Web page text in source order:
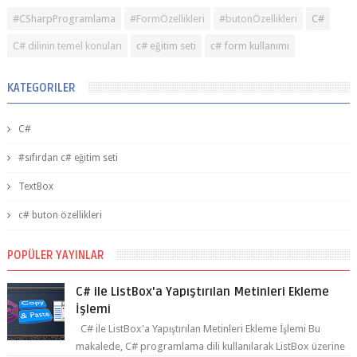
#CSharpProgramlama #FormÖzellikleri #butonÖzellikleri C#
C# dilinin temel konuları c# eğitim seti c# form kullanımı
KATEGORILER
C#
#sıfırdan c# eğitim seti
TextBox
c# buton özellikleri
POPÜLER YAYINLAR
C# ile ListBox'a Yapıştırılan Metinleri Ekleme
İşlemi
C# ile ListBox'a Yapıştırılan Metinleri Ekleme İşlemi Bu
makalede, C# programlama dili kullanılarak ListBox üzerine